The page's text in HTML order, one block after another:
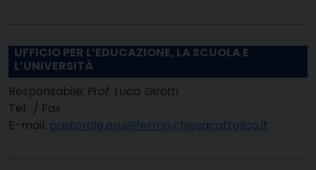
UFFICIO PER L’EDUCAZIONE, LA SCUOLA E
L’UNIVERSITÀ
Responsabile: Prof. Luca Girotti
Tel. / Fax
E-mail: pastorale.esu@fermo.chiesacattolica.it